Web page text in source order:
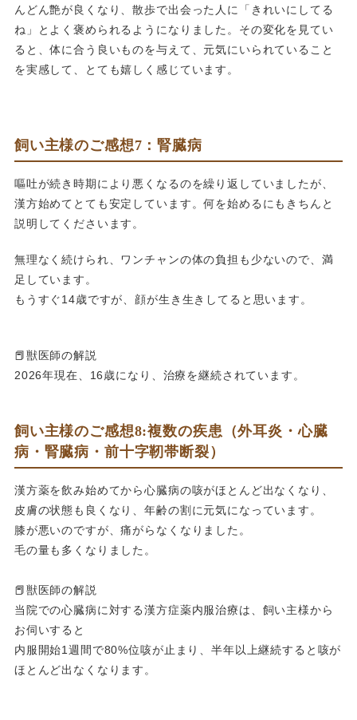
んどん艶が良くなり、散歩で出会った人に「きれいにしてる
ね」とよく褒められるようになりました。その変化を見てい
ると、体に合う良いものを与えて、元気にいられていること
を実感して、とても嬉しく感じています。
飼い主様のご感想7：腎臓病
嘔吐が続き時期により悪くなるのを繰り返していましたが、
漢方始めてとても安定しています。何を始めるにもきちんと
説明してくださいます。
無理なく続けられ、ワンチャンの体の負担も少ないので、満
足しています。
もうすぐ14歳ですが、顔が生き生きしてると思います。
📕獣医師の解説
2026年現在、16歳になり、治療を継続されています。
飼い主様のご感想8:複数の疾患（外耳炎・心臓
病・腎臓病・前十字靭帯断裂）
漢方薬を飲み始めてから心臓病の咳がほとんど出なくなり、
皮膚の状態も良くなり、年齢の割に元気になっています。
膝が悪いのですが、痛がらなくなりました。
毛の量も多くなりました。
📕獣医師の解説
当院での心臓病に対する漢方症薬内服治療は、飼い主様から
お伺いすると
内服開始1週間で80%位咳が止まり、半年以上継続すると咳が
ほとんど出なくなります。